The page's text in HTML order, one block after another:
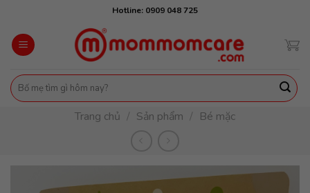
content
Hotline: 0909 048 725
Tìm
kiếm:
Trang chủ / Sản phẩm / Bé mặc